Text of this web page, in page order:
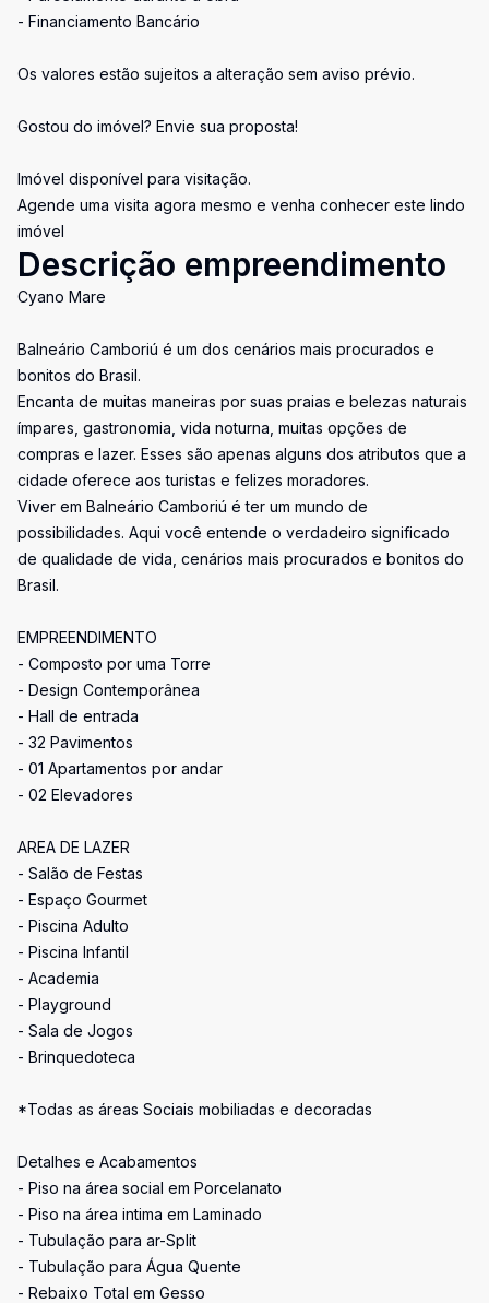
- Financiamento Bancário
Os valores estão sujeitos a alteração sem aviso prévio.
Gostou do imóvel? Envie sua proposta!
Imóvel disponível para visitação.
Agende uma visita agora mesmo e venha conhecer este lindo
imóvel
Descrição empreendimento
Cyano Mare
Balneário Camboriú é um dos cenários mais procurados e
bonitos do Brasil.
Encanta de muitas maneiras por suas praias e belezas naturais
ímpares, gastronomia, vida noturna, muitas opções de
compras e lazer. Esses são apenas alguns dos atributos que a
cidade oferece aos turistas e felizes moradores.
Viver em Balneário Camboriú é ter um mundo de
possibilidades. Aqui você entende o verdadeiro significado
de qualidade de vida, cenários mais procurados e bonitos do
Brasil.
EMPREENDIMENTO
- Composto por uma Torre
- Design Contemporânea
- Hall de entrada
- 32 Pavimentos
- 01 Apartamentos por andar
- 02 Elevadores
AREA DE LAZER
- Salão de Festas
- Espaço Gourmet
- Piscina Adulto
- Piscina Infantil
- Academia
- Playground
- Sala de Jogos
- Brinquedoteca
*Todas as áreas Sociais mobiliadas e decoradas
Detalhes e Acabamentos
- Piso na área social em Porcelanato
- Piso na área intima em Laminado
- Tubulação para ar-Split
- Tubulação para Água Quente
- Rebaixo Total em Gesso